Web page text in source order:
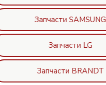
Запчасти SAMSUNG
Запчасти LG
Запчасти BRANDT